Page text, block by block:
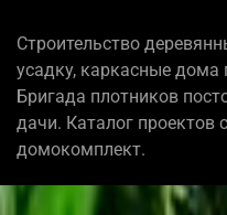
Строительство
усадку, каркасные
Бригада плотников
дачи. Каталог проектов
домокомплект.